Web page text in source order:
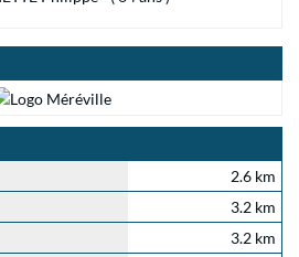
2.6 km
3.2 km
3.2 km